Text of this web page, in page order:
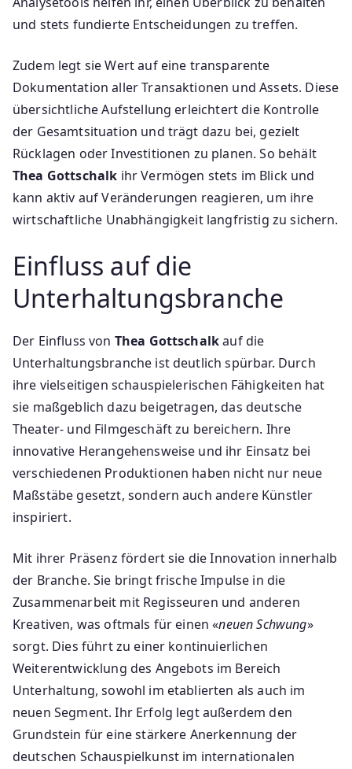
und stets fundierte Entscheidungen zu treffen.
Zudem legt sie Wert auf eine transparente
Dokumentation aller Transaktionen und Assets. Diese
übersichtliche Aufstellung erleichtert die Kontrolle
der Gesamtsituation und trägt dazu bei, gezielt
Rücklagen oder Investitionen zu planen. So behält
Thea Gottschalk ihr Vermögen stets im Blick und
kann aktiv auf Veränderungen reagieren, um ihre
wirtschaftliche Unabhängigkeit langfristig zu sichern.
Einfluss auf die
Unterhaltungsbranche
Der Einfluss von Thea Gottschalkauf die
Unterhaltungsbranche ist deutlich spürbar. Durch
ihre vielseitigen schauspielerischen Fähigkeiten hat
sie maßgeblich dazu beigetragen, das deutsche
Theater- und Filmgeschäft zu bereichern. Ihre
innovative Herangehensweise und ihr Einsatz bei
verschiedenen Produktionen haben nicht nur neue
Maßstäbe gesetzt, sondern auch andere Künstler
inspiriert.
Mit ihrer Präsenz fördert sie die Innovation innerhalb
der Branche. Sie bringt frische Impulse in die
Zusammenarbeit mit Regisseuren und anderen
Kreativen, was oftmals für einen «neuen Schwung»
sorgt. Dies führt zu einer kontinuierlichen
Weiterentwicklung des Angebots im Bereich
Unterhaltung, sowohl im etablierten als auch im
neuen Segment. Ihr Erfolg legt außerdem den
Grundstein für eine stärkere Anerkennung der
deutschen Schauspielkunst im internationalen